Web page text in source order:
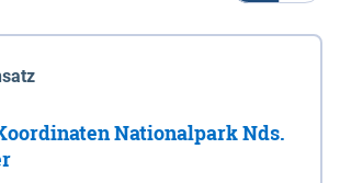
Nationalpark Nds.